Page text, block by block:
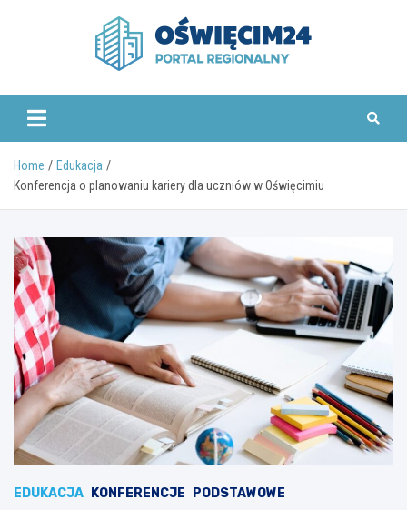
www.oswiecim24.pl
Home
Edukacja
Konferencja o planowaniu kariery dla uczniów w Oświęcimiu
EDUKACJA KONFERENCJE PODSTAWOWE